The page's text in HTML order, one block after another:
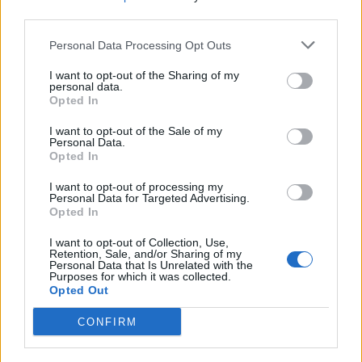
Personal Data Processing Opt Outs
I want to opt-out of the Sharing of my
personal data.
Opted In
I want to opt-out of the Sale of my
Personal Data.
Opted In
I want to opt-out of processing my
Personal Data for Targeted Advertising.
Opted In
I want to opt-out of Collection, Use,
Retention, Sale, and/or Sharing of my
Personal Data that Is Unrelated with the
Purposes for which it was collected.
Opted Out
CONFIRM
26191x
sranda všeho
59
Zobrazeno:
moje i naše ostny:)
stěžujte si na co chcete,
150
Uživatel byl
Excalibur
Vítám vás v Excaliburu v
2423 před 8 měsíciod
Pusinkovaná
Cokoliv, hlavně sranda 51 před 7 měsíciod
16046x
Malá samota
Povídání a diskuze pro
odTiwana